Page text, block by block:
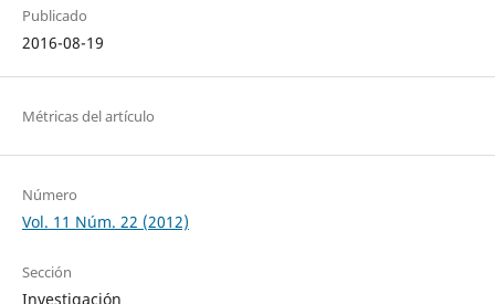
Publicado
2016-08-19
Métricas del artículo
Número
Vol. 11 Núm. 22 (2012)
Sección
Investigación